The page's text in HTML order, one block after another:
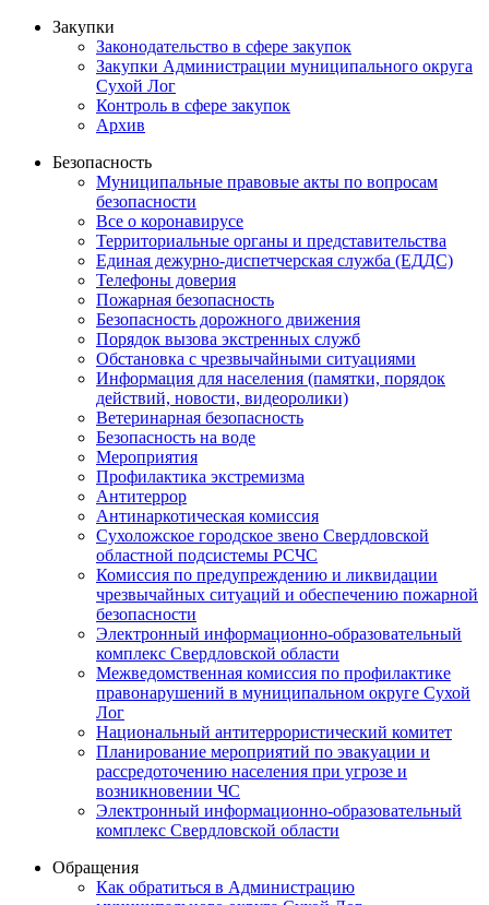
Закупки
Законодательство в сфере закупок
Закупки Администрации муниципального округа
Сухой Лог
Контроль в сфере закупок
Архив
Безопасность
Муниципальные правовые акты по вопросам
безопасности
Все о коронавирусе
Территориальные органы и представительства
Единая дежурно-диспетчерская служба (ЕДДС)
Телефоны доверия
Пожарная безопасность
Безопасность дорожного движения
Порядок вызова экстренных служб
Обстановка с чрезвычайными ситуациями
Информация для населения (памятки, порядок
действий, новости, видеоролики)
Ветеринарная безопасность
Безопасность на воде
Мероприятия
Профилактика экстремизма
Антитеррор
Антинаркотическая комиссия
Сухоложское городское звено Свердловской
областной подсистемы РСЧС
Комиссия по предупреждению и ликвидации
чрезвычайных ситуаций и обеспечению пожарной
безопасности
Электронный информационно-образовательный
комплекс Cвердловской области
Межведомственная комиссия по профилактике
правонарушений в муниципальном округе Сухой
Лог
Национальный антитеррористический комитет
Планирование мероприятий по эвакуации и
рассредоточению населения при угрозе и
возникновении ЧС
Электронный информационно-образовательный
комплекс Свердловской области
Обращения
Как обратиться в Администрацию